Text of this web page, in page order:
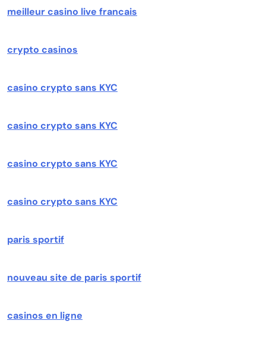
meilleur casino live francais
crypto casinos
casino crypto sans KYC
casino crypto sans KYC
casino crypto sans KYC
casino crypto sans KYC
paris sportif
nouveau site de paris sportif
casinos en ligne